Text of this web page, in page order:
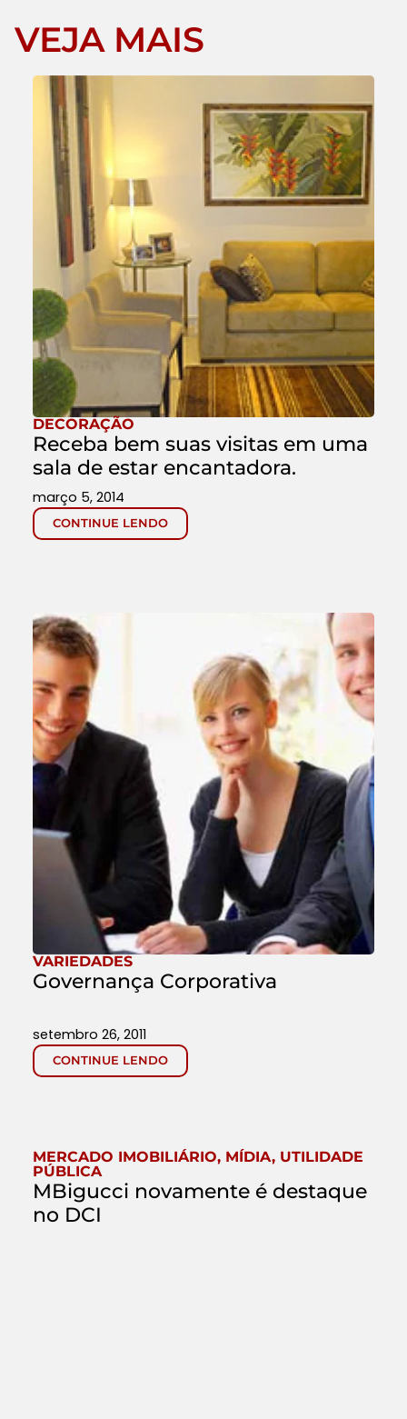
VEJA MAIS
DECORAÇÃO
Receba bem suas visitas em uma
sala de estar encantadora.
CONTINUE LENDO
março 5, 2014
VARIEDADES
Governança Corporativa
CONTINUE LENDO
setembro 26, 2011
MERCADO IMOBILIÁRIO, MÍDIA, UTILIDADE
PÚBLICA
MBigucci novamente é destaque
no DCI